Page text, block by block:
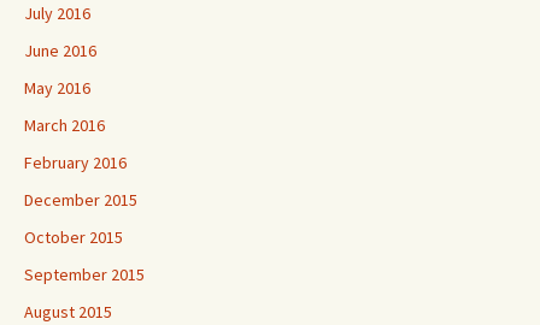
July 2016
June 2016
May 2016
March 2016
February 2016
December 2015
October 2015
September 2015
August 2015